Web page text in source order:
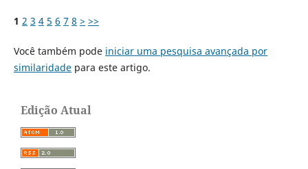
1 2 3 4 5 6 7 8 > >>
Você também pode iniciar uma pesquisa avançada por
similaridadepara este artigo.
Edição Atual